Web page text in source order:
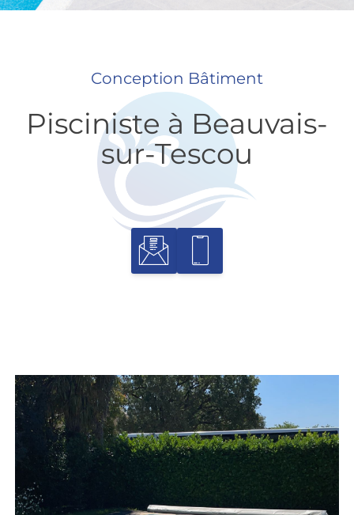
Conception Bâtiment
Pisciniste à Beauvais-
sur-Tescou